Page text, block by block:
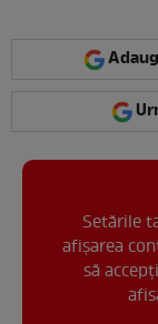
Setările
afișarea
să